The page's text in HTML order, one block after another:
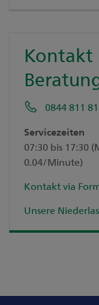
Kontakt
0844 811
Servicezeiten
07:30 bis 17:30
0.04/Minute)
Kontakt via
Unsere